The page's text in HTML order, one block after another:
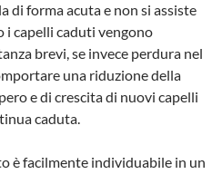
di forma acuta e non si assiste
capelli caduti vengono
brevi, se invece perdura nel
una riduzione della
e di crescita di nuovi capelli
caduta.
è facilmente individuabile in un